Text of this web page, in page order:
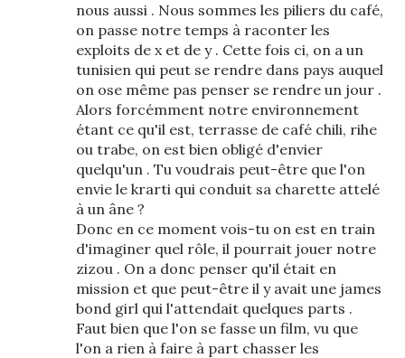
nous aussi . Nous sommes les piliers du café,
on passe notre temps à raconter les
exploits de x et de y . Cette fois ci, on a un
tunisien qui peut se rendre dans pays auquel
on ose même pas penser se rendre un jour .
Alors forcémment notre environnement
étant ce qu'il est, terrasse de café chili, rihe
ou trabe, on est bien obligé d'envier
quelqu'un . Tu voudrais peut-être que l'on
envie le krarti qui conduit sa charette attelé
à un âne ?
Donc en ce moment vois-tu on est en train
d'imaginer quel rôle, il pourrait jouer notre
zizou . On a donc penser qu'il était en
mission et que peut-être il y avait une james
bond girl qui l'attendait quelques parts .
Faut bien que l'on se fasse un film, vu que
l'on a rien à faire à part chasser les